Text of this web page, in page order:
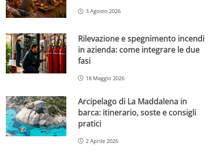
3 Agosto 2026
Rilevazione e spegnimento incendi
in azienda: come integrare le due
fasi
18 Maggio 2026
Arcipelago di La Maddalena in
barca: itinerario, soste e consigli
pratici
2 Aprile 2026